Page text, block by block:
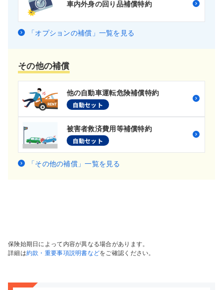
車内外身の回り品補償特約
「オプションの補償」一覧を見る
その他の補償
他の自動車運転危険補償特約
自動セット
被害者救済費用等補償特約
自動セット
「その他の補償」一覧を見る
保険始期日によって内容が異なる場合があります。
詳細は約款・重要事項説明書などをご確認ください。